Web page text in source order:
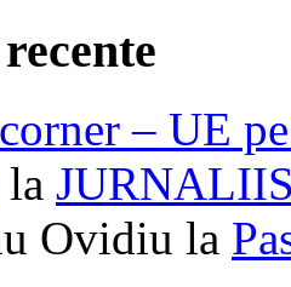
corner – UE
la
Ovidiu la